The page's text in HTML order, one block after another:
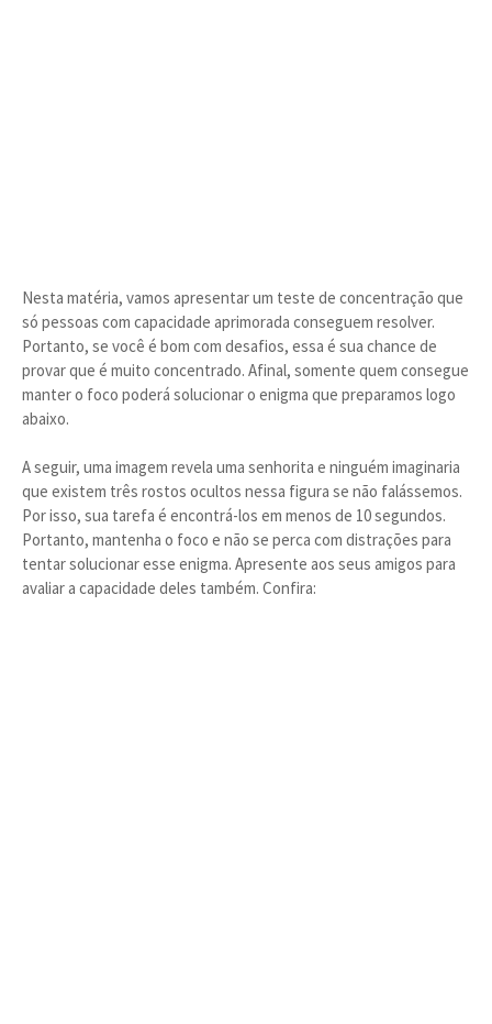
Nesta matéria, vamos apresentar um teste de concentração que
só pessoas com capacidade aprimorada conseguem resolver.
Portanto, se você é bom com desafios, essa é sua chance de
provar que é muito concentrado. Afinal, somente quem consegue
manter o foco poderá solucionar o enigma que preparamos logo
abaixo.
A seguir, uma imagem revela uma senhorita e ninguém imaginaria
que existem três rostos ocultos nessa figura se não falássemos.
Por isso, sua tarefa é encontrá-los em menos de 10 segundos.
Portanto, mantenha o foco e não se perca com distrações para
tentar solucionar esse enigma. Apresente aos seus amigos para
avaliar a capacidade deles também. Confira: